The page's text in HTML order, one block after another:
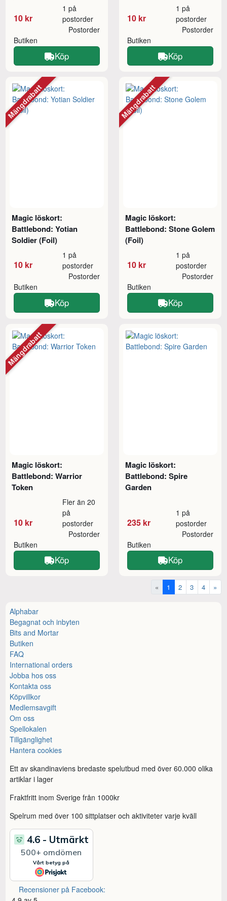
10 kr
1 på
postorder
Butiken
Postorder
Köp
10 kr
1 på
postorder
Butiken
Postorder
Köp
Magic löskort:
Battlebond: Yotian
Soldier (Foil)
10 kr
1 på
postorder
Butiken
Postorder
Köp
Mängdrabatt
Magic löskort:
Battlebond: Stone Golem
(Foil)
10 kr
1 på
postorder
Butiken
Postorder
Köp
Mängdrabatt
Magic löskort:
Battlebond: Warrior
Token
10 kr
Fler än 20
på
postorder
Butiken
Postorder
Köp
Mängdrabatt
Magic löskort:
Battlebond: Spire
Garden
235 kr
1 på
postorder
Butiken
Postorder
Köp
« 1 2 3 4 »
Alphabar
Begagnat och inbyten
Bits and Mortar
Butiken
FAQ
International orders
Jobba hos oss
Kontakta oss
Köpvillkor
Medlemsavgift
Om oss
Spellokalen
Tillgänglighet
Hantera cookies
Ett av skandinaviens bredaste spelutbud med över 60.000 olika
artiklar i lager
Fraktfritt inom Sverige från 1000kr
Spelrum med över 100 sittplatser och aktiviteter varje kväll
Recensioner på Facebook: